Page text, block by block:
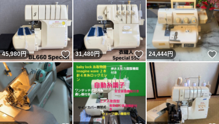
ベビーロック
刺しゅう
ミシン本体
コンピューターミシン
古物営業法に基づく表示
ユートレ
45,980円 いいね！
31,480円 いいね！
24,444円